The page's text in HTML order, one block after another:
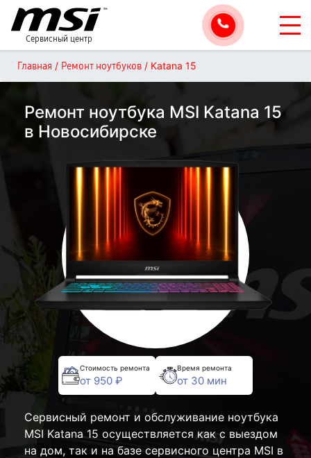
Сервисный центр
Главная / Ремонт ноутбуков / Katana 15
Ремонт ноутбука MSI Katana 15
в Новосибирске
Стоимость ремонта
от 950 ₽
Время ремонта
от 30 мин
Сервисный ремонт и обслуживание ноутбука
MSI Katana 15 осуществляется как с выездом
на дом, так и на базе сервисного центра MSI в